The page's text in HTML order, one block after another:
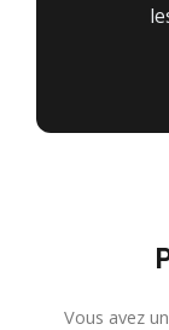
Vous avez